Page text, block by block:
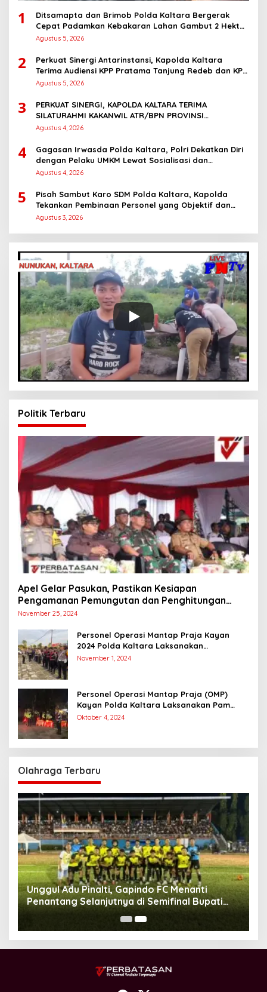
1
Ditsamapta dan Brimob Polda Kaltara Bergerak
Cepat Padamkan Kebakaran Lahan Gambut 2 Hektar
di Bulungan
Agustus 5, 2026
2
Perkuat Sinergi Antarinstansi, Kapolda Kaltara
Terima Audiensi KPP Pratama Tanjung Redeb dan KPP
Pratama Tarakan
Agustus 5, 2026
3
PERKUAT SINERGI, KAPOLDA KALTARA TERIMA
SILATURAHMI KAKANWIL ATR/BPN PROVINSI
KALIMANTAN UTARA
Agustus 4, 2026
4
Gagasan Irwasda Polda Kaltara, Polri Dekatkan Diri
dengan Pelaku UMKM Lewat Sosialisasi dan
Workshop Digital Marketing
Agustus 4, 2026
5
Pisah Sambut Karo SDM Polda Kaltara, Kapolda
Tekankan Pembinaan Personel yang Objektif dan
Berkeadilan
Agustus 3, 2026
Politik Terbaru
Apel Gelar Pasukan, Pastikan Kesiapan
Pengamanan Pemungutan dan Penghitungan
Suara
November 25, 2024
Personel Operasi Mantap Praja Kayan
2024 Polda Kaltara Laksanakan
Pengamanan Simulasi Pemungutan dan
November 1, 2024
Personel Operasi Mantap Praja (OMP)
Kayan Polda Kaltara Laksanakan Pam
Kampanye Paslon Gubernur dan Wakil
Oktober 4, 2024
Olahraga Terbaru
Unggul Adu Pinalti, Gapindo FC Menanti
Penantang Selanjutnya di Semifinal Bupati
Cup 2024